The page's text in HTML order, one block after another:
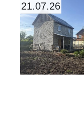
21.07.26